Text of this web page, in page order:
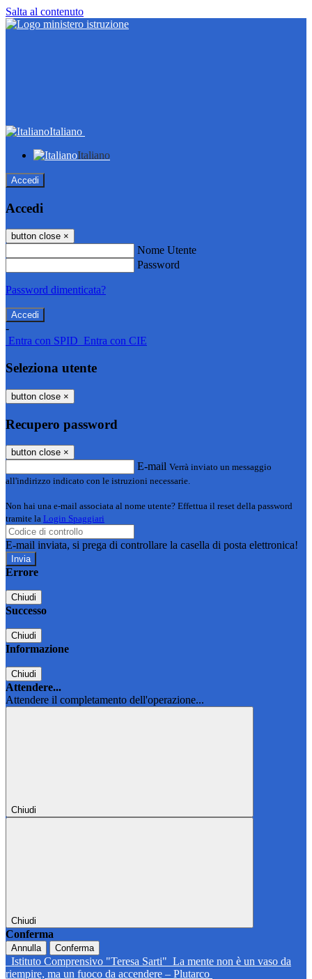
Salta al contenuto
Italiano
Italiano
Accedi
Accedi
button close ×
Nome Utente
Password
Password dimenticata?
-
Entra con SPID Entra con CIE
Seleziona utente
button close ×
Recupero password
button close ×
E-mail Verrà inviato un messaggio
all'indirizzo indicato con le istruzioni necessarie.
Non hai una e-mail associata al nome utente? Effettua il reset della password
tramite la Login Spaggiari
E-mail inviata, si prega di controllare la casella di posta elettronica!
Errore
Chiudi
Successo
Chiudi
Informazione
Chiudi
Attendere...
Attendere il completamento dell'operazione...
Chiudi
Chiudi
Conferma
Annulla Conferma
Istituto Comprensivo "Teresa Sarti" La mente non è un vaso da
riempire, ma un fuoco da accendere – Plutarco